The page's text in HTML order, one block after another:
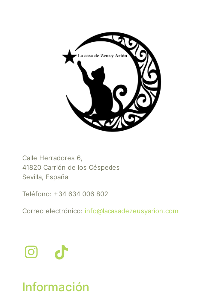
Calle Herradores 6,
41820 Carrión de los Céspedes
Sevilla, España
Teléfono: +34 634 006 802
Correo electrónico: info@lacasadezeusyarion.com
Información